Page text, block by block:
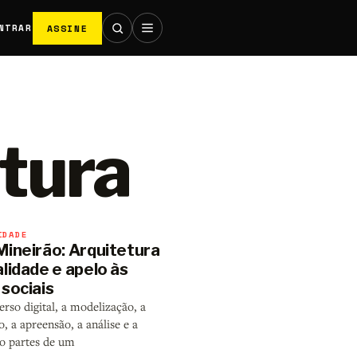
ASSINE
Arquitetura
e apelo às
digital, a modelização, a
a apreensão, a análise e a
partes de um